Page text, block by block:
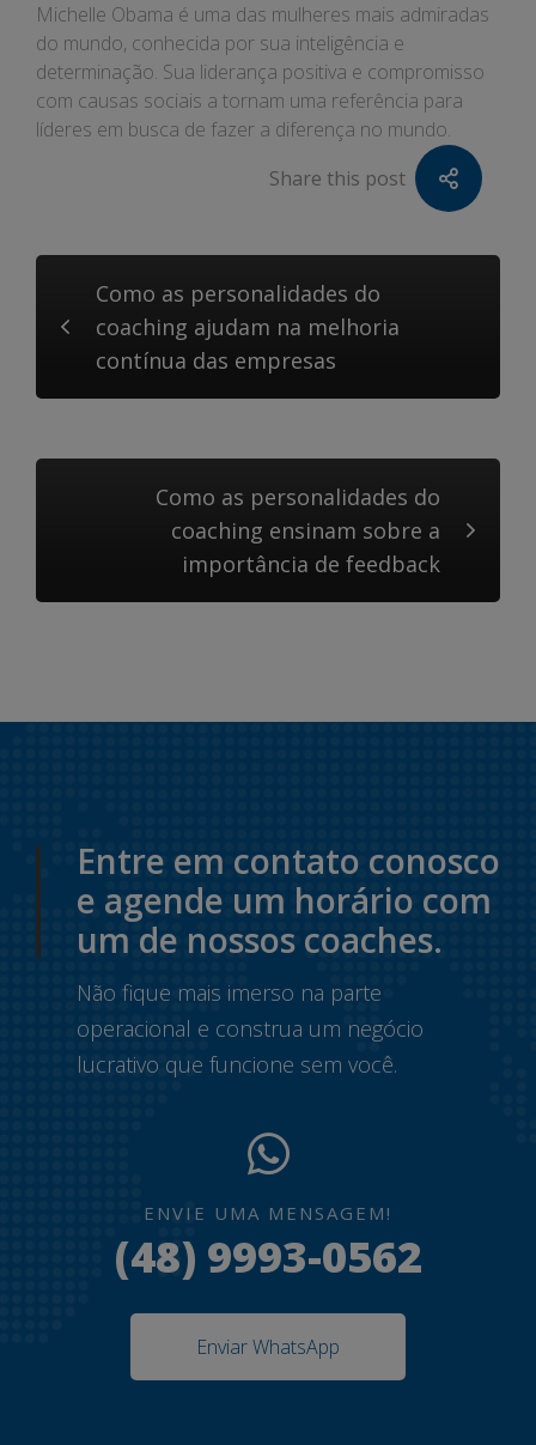
Michelle Obama é uma das mulheres mais admiradas
do mundo, conhecida por sua inteligência e
determinação. Sua liderança positiva e compromisso
com causas sociais a tornam uma referência para
líderes em busca de fazer a diferença no mundo.
Share this post
Como as personalidades do
coaching ajudam na melhoria
contínua das empresas
Como as personalidades do
coaching ensinam sobre a
importância de feedback
Entre em contato conosco
e agende um horário com
um de nossos coaches.
Não fique mais imerso na parte
operacional e construa um negócio
lucrativo que funcione sem você.
ENVIE UMA MENSAGEM!
(48) 9993-0562
Enviar WhatsApp